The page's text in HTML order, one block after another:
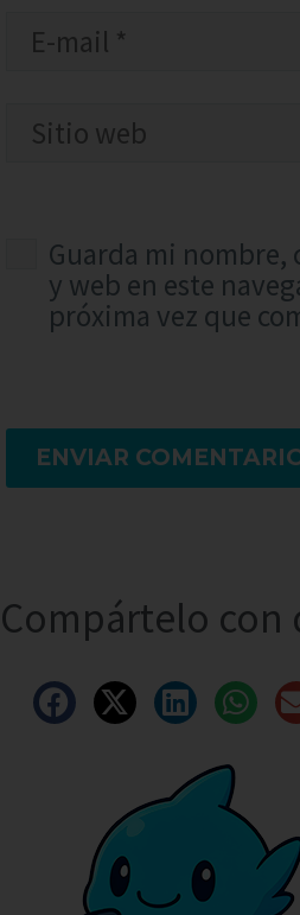
Guarda mi nombre,
y web en este
próxima vez que
ENVIAR
Compártelo con